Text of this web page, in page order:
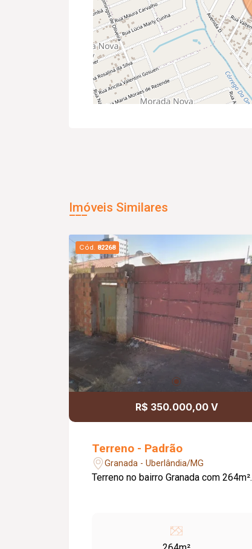
Imóveis Similares
Cód. 82268
R$ 350.000,00 V
Terreno - Padrão
Granada - Uberlândia/MG
Terreno no bairro Granada com 264m².